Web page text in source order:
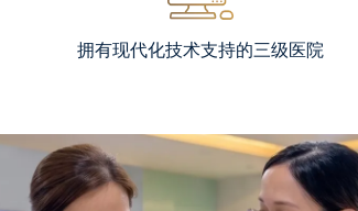
拥有现代化技术支持的三级医院